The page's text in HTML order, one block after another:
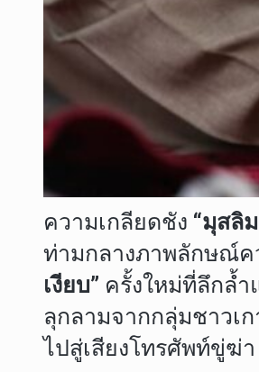
ความเกลียดชัง “มุสลิม
ท่ามกลางภาพลักษณ์ค
เงียบ” ครั้งใหม่ที่ลึกล้
ลุกลามจากกลุ่มชาวเ
ไปสู่เสียงโทรศัพท์ขู่ฆ่